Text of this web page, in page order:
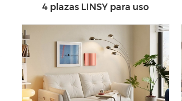
4 plazas LINSY para uso